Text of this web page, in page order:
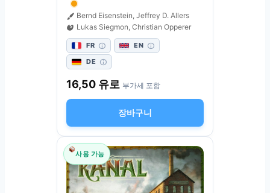
Bernd Eisenstein, Jeffrey D. Allers
Lukas Siegmon, Christian Opperer
FR
EN
DE
16,50 유로 부가세 포함
장바구니
사용 가능